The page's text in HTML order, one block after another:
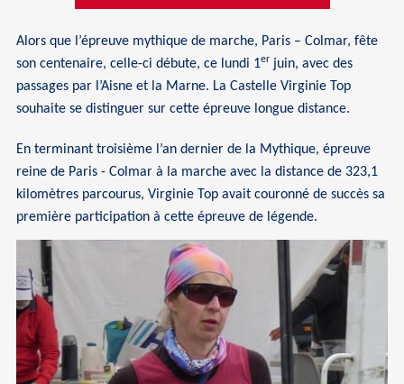
Alors que l’épreuve mythique de marche, Paris – Colmar, fête
son centenaire, celle-ci débute, ce lundi 1er juin, avec des
passages par l’Aisne et la Marne. La Castelle Virginie Top
souhaite se distinguer sur cette épreuve longue distance.
En terminant troisième l’an dernier de la Mythique, épreuve
reine de Paris - Colmar à la marche avec la distance de 323,1
kilomètres parcourus, Virginie Top avait couronné de succès sa
première participation à cette épreuve de légende.